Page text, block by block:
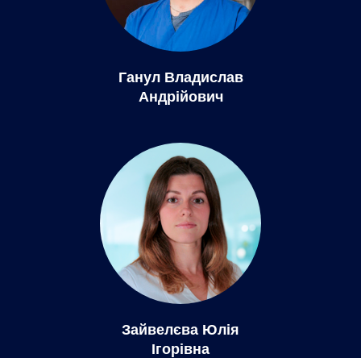
Ганул Владислав
Андрійович
Зайвелєва Юлія
Ігорівна